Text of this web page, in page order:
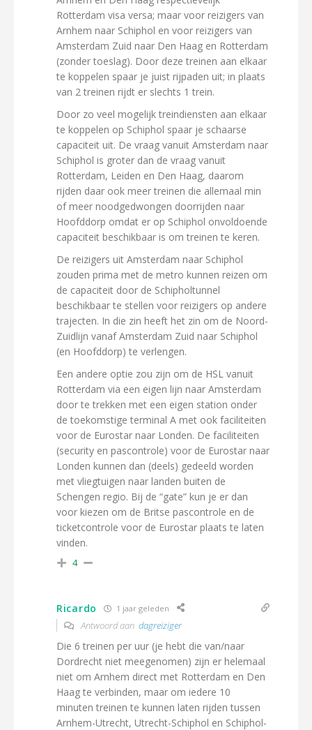
Rotterdam visa versa; maar voor reizigers van
Arnhem naar Schiphol en voor reizigers van
Amsterdam Zuid naar Den Haag en Rotterdam
(zonder toeslag). Door deze treinen aan elkaar
te koppelen spaar je juist rijpaden uit; in plaats
van 2 treinen rijdt er slechts 1 trein.
Door zo veel mogelijk treindiensten aan elkaar
te koppelen op Schiphol spaar je schaarse
capaciteit uit. De vraag vanuit Amsterdam naar
Schiphol is groter dan de vraag vanuit
Rotterdam, Leiden en Den Haag, daarom
rijden daar ook meer treinen die allemaal min
of meer noodgedwongen doorrijden naar
Hoofddorp omdat er op Schiphol onvoldoende
capaciteit beschikbaar is om treinen te keren.
De reizigers uit Amsterdam naar Schiphol
zouden prima met de metro kunnen reizen om
de capaciteit door de Schipholtunnel
beschikbaar te stellen voor reizigers op andere
trajecten. In die zin heeft het zin om de Noord-
Zuidlijn vanaf Amsterdam Zuid naar Schiphol
(en Hoofddorp) te verlengen.
Een andere optie zou zijn om de HSL vanuit
Rotterdam via een eigen lijn naar Amsterdam
door te trekken met een eigen station onder
de toekomstige terminal A met ook faciliteiten
voor de Eurostar naar Londen. De faciliteiten
(security en pascontrole) voor de Eurostar naar
Londen kunnen dan (deels) gedeeld worden
met vliegtuigen naar landen buiten de
Schengen regio. Bij de “gate” kun je er dan
voor kiezen om de Britse pascontrole en de
ticketcontrole voor de Eurostar plaats te laten
vinden.
4
Ricardo 1 jaar geleden
Antwoord aan dagreiziger
Die 6 treinen per uur (je hebt die van/naar
Dordrecht niet meegenomen) zijn er helemaal
niet om Arnhem direct met Rotterdam en Den
Haag te verbinden, maar om iedere 10
minuten treinen te kunnen laten rijden tussen
Arnhem-Utrecht, Utrecht-Schiphol en Schiphol-